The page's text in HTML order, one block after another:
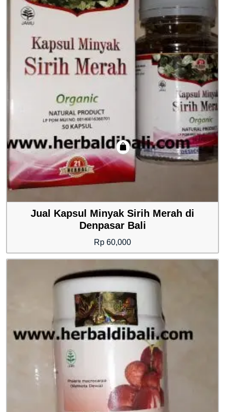
Jual Kapsul Minyak Sirih Merah di
Denpasar Bali
Rp 60,000